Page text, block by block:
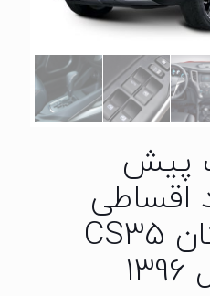
پیش
اقساطی
خودروی چانگان CS35